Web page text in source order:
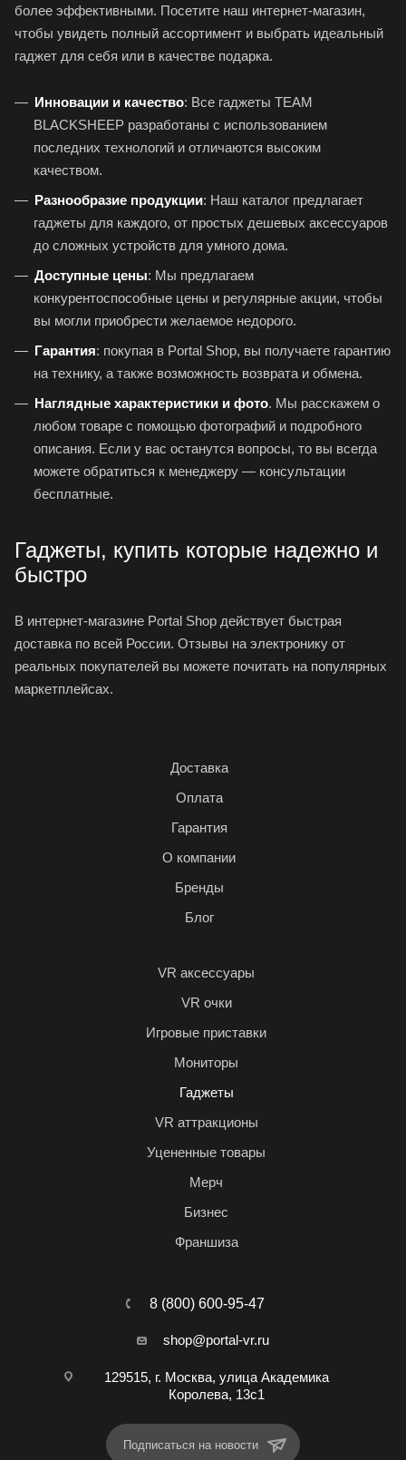
более эффективными. Посетите наш интернет-магазин,
чтобы увидеть полный ассортимент и выбрать идеальный
гаджет для себя или в качестве подарка.
Инновации и качество: Все гаджеты TEAM
BLACKSHEEP разработаны с использованием
последних технологий и отличаются высоким
качеством.
Разнообразие продукции: Наш каталог предлагает
гаджеты для каждого, от простых дешевых аксессуаров
до сложных устройств для умного дома.
Доступные цены: Мы предлагаем
конкурентоспособные цены и регулярные акции, чтобы
вы могли приобрести желаемое недорого.
Гарантия: покупая в Portal Shop, вы получаете гарантию
на технику, а также возможность возврата и обмена.
Наглядные характеристики и фото. Мы расскажем о
любом товаре с помощью фотографий и подробного
описания. Если у вас останутся вопросы, то вы всегда
можете обратиться к менеджеру — консультации
бесплатные.
Гаджеты, купить которые надежно и
быстро
В интернет-магазине Portal Shop действует быстрая
доставка по всей России. Отзывы на электронику от
реальных покупателей вы можете почитать на популярных
маркетплейсах.
Доставка
Оплата
Гарантия
О компании
Бренды
Блог
VR аксессуары
VR очки
Игровые приставки
Мониторы
Гаджеты
VR аттракционы
Уцененные товары
Мерч
Бизнес
Франшиза
8 (800) 600-95-47
shop@portal-vr.ru
129515, г. Москва, улица Академика
Королева, 13с1
Подписаться на новости